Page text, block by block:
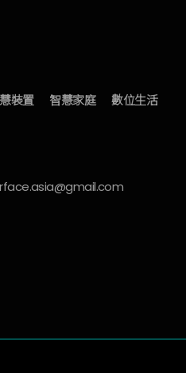
裝置 智慧家庭
數位生活